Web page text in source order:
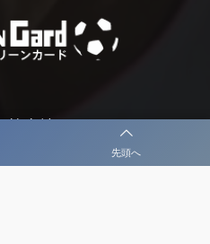
先頭へ
協力社として
上を目指し